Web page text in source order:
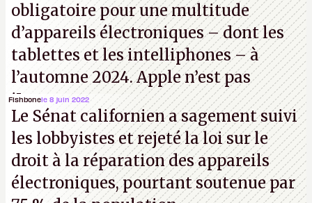
obligatoire pour une multitude
d’appareils électroniques – dont les
tablettes et les intelliphones – à
l’automne 2024. Apple n’est pas
iJouasse.
Fishbonele 8 juin 2022
Le Sénat californien a sagement suivi
les lobbyistes et rejeté la loi sur le
droit à la réparation des appareils
électroniques, pourtant soutenue par